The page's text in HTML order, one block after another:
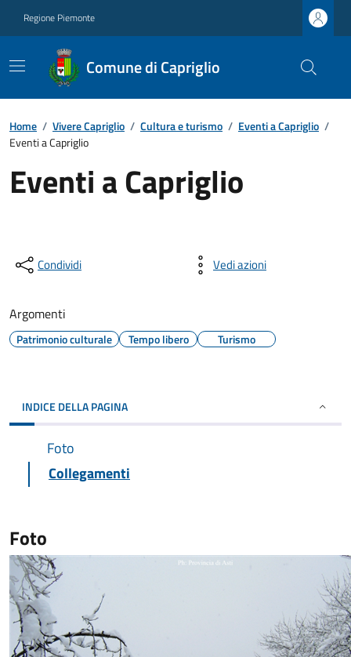
Regione Piemonte
Comune di Capriglio
Home / Vivere Capriglio / Cultura e turismo / Eventi a Capriglio /
Eventi a Capriglio
Eventi a Capriglio
Condividi Vedi azioni
Argomenti
Patrimonio culturale Tempo libero Turismo
INDICE DELLA PAGINA
Foto
Collegamenti
Foto